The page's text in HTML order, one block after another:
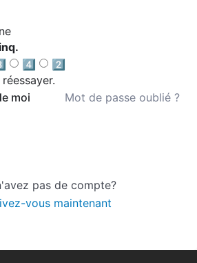
4️⃣
2️⃣
moi
Mot de passe oublié ?
pas de compte?
vous maintenant